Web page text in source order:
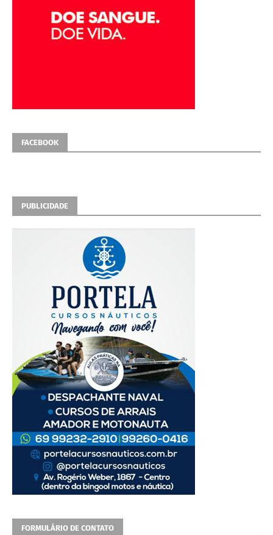
FACEBOOK
PUBLICIDADE
FORMULÁRIO DE CONTATO